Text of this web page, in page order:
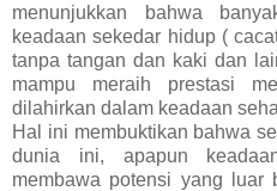
menunjukkan bahwa
keadaan sekedar hidup (
tanpa tangan dan kaki dan
mampu meraih prestasi
dilahirkan dalam keadaan
Hal ini membuktikan bahwa
dunia ini, apapun
membawa potensi yang luar